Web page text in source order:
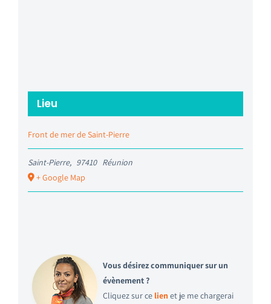
Lieu
Front de mer de Saint-Pierre
Saint-Pierre, 97410 Réunion
+ Google Map
Vous désirez communiquer sur un
évènement ?
Cliquez sur ce lien et je me chargerai